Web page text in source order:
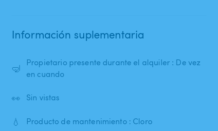
Información suplementaria
🤿
Propietario presente durante el alquiler : De vez
en cuando
👀 Sin vistas
💧 Producto de mantenimiento : Cloro